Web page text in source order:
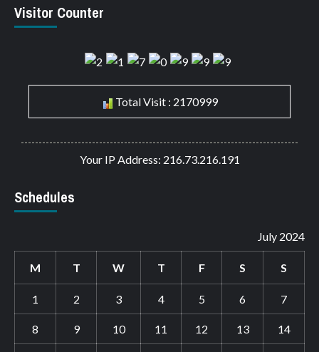
Visitor Counter
Total Visit : 2170999
Your IP Address: 216.73.216.191
Schedules
July 2024
M T W T F S S
1 2 3 4 5 6 7
8 9 10 11 12 13 14